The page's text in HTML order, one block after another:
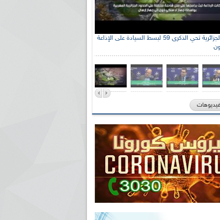
الإذاعة الجزائرية تحي الذكرى 59 لبسط السيادة على الإذاعة